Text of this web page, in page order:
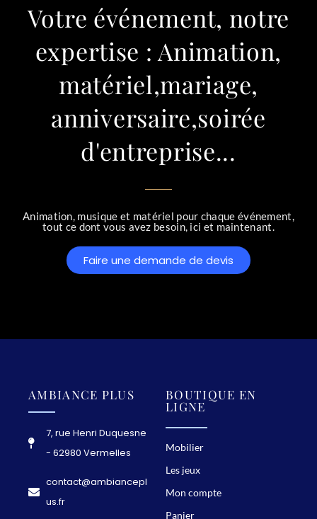
Votre événement, notre
expertise : Animation,
matériel,mariage,
anniversaire,soirée
d'entreprise...
Animation, musique et matériel pour chaque événement,
tout ce dont vous avez besoin, ici et maintenant.
Faire une demande de devis
AMBIANCE PLUS
7, rue Henri Duquesne
- 62980 Vermelles
contact@ambiancepl
us.fr
BOUTIQUE EN
LIGNE
Mobilier
Les jeux
Mon compte
Panier